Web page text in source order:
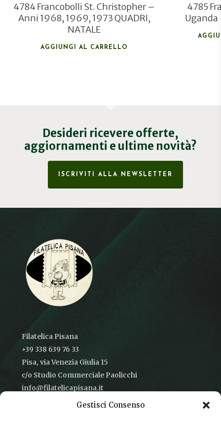
Gestisci Consenso
4784 Francobolli St. Christopher –
Anni 1968, 1969, 1973 QUADRI,
NATALE
AGGIUNGI AL CARRELLO
4785
Desideri ricevere offerte,
aggiornamenti e ultime novità?
ISCRIVITI ALLA NEWSLETTER
Filatelica Pisana
+39 338 639 76 33
Pisa, via Venezia Giulia 15
c/o Studio Commerciale Paolicchi
info@filatelicapisana.it